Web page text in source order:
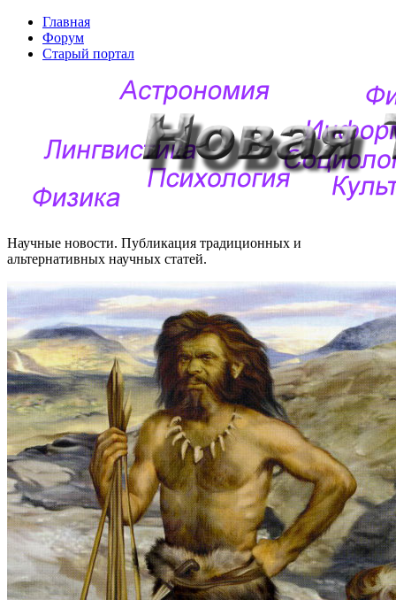
Главная
Форум
Старый портал
Научные новости. Публикация традиционных и
альтернативных научных статей.